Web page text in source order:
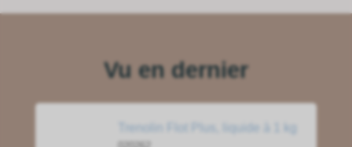
Vu en dernier
Trenolin Flot Plus, liquide à 1 kg